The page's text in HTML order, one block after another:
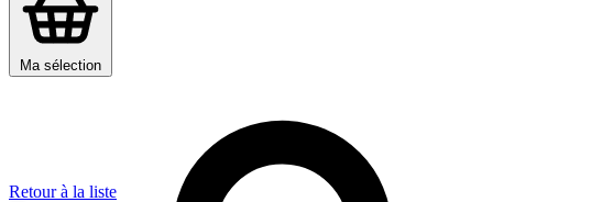
Ma sélection
Retour à la liste